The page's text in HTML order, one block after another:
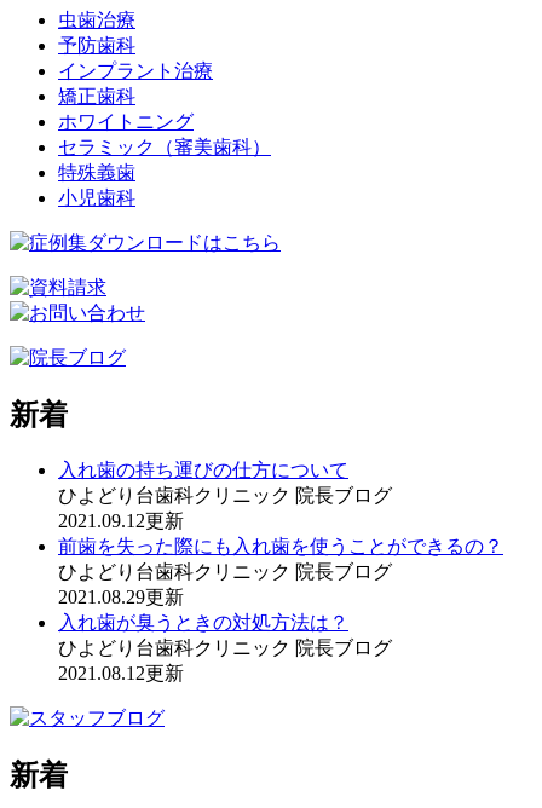
虫歯治療
予防歯科
インプラント治療
矯正歯科
ホワイトニング
セラミック
（審美歯科）
特殊義歯
小児歯科
新着
入れ歯の持ち運びの仕方について
ひよどり台歯科クリニック 院長ブログ
2021.09.12更新
前歯を失った際にも入れ歯を使うことができるの？
ひよどり台歯科クリニック 院長ブログ
2021.08.29更新
入れ歯が臭うときの対処方法は？
ひよどり台歯科クリニック 院長ブログ
2021.08.12更新
新着